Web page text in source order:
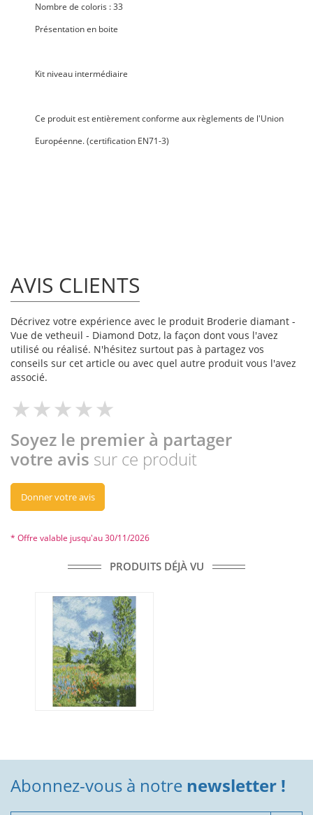
Nombre de coloris : 33
Présentation en boite
Kit niveau intermédiaire
Ce produit est entièrementconforme aux règlements de l'Union
Européenne. (certification EN71-3)
AVIS CLIENTS
Décrivez votre expérience avec le produit Broderie diamant -
Vue de vetheuil - Diamond Dotz, la façon dont vous l'avez
utilisé ou réalisé. N'hésitez surtout pas à partagez vos
conseils sur cet article ou avec quel autre produit vous l'avez
associé.
Soyez le premier à partager
votre avis sur ce produit
Donner votre avis
* Offre valable jusqu'au 30/11/2026
PRODUITS DÉJÀ VU
Abonnez-vous à notre newsletter !